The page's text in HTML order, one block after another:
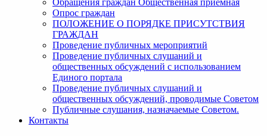
Обращения граждан Общественная приемная
Опрос граждан
ПОЛОЖЕНИЕ О ПОРЯДКЕ ПРИСУТСТВИЯ
ГРАЖДАН
Проведение публичных мероприятий
Проведение публичных слушаний и
общественных обсуждений с использованием
Единого портала
Проведение публичных слушаний и
общественных обсуждений, проводимые Советом
Публичные слушания, назначаемые Советом.
Контакты